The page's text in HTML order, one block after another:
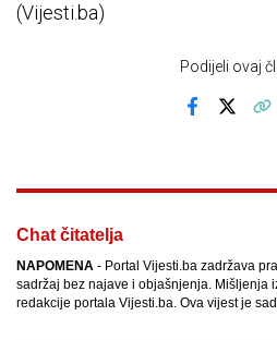
(Vijesti.ba)
Podijeli ovaj
Facebook
Chat čitatelja
NAPOMENA - Portal Vijesti.ba zadržava
sadržaj bez najave i objašnjenja. Mišljenja
redakcije portala Vijesti.ba. Ova vijest je